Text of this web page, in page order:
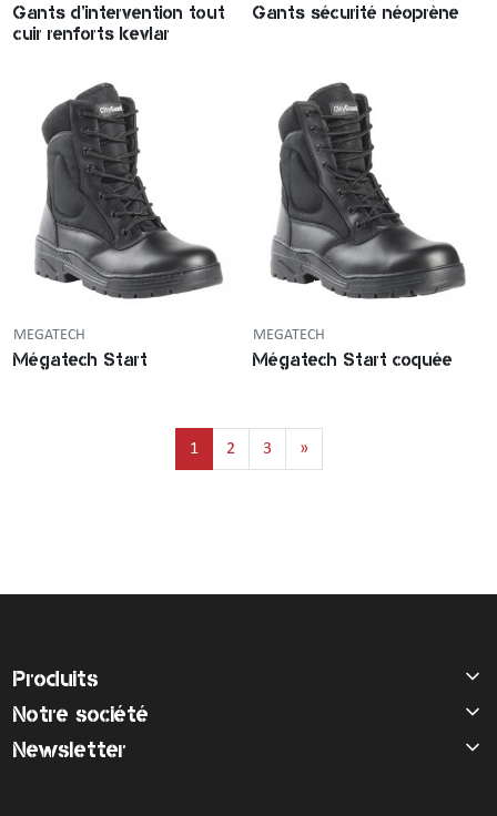
Gants d'intervention tout
cuir renforts kevlar
Gants sécurité néoprène
MEGATECH
Mégatech Start
MEGATECH
Mégatech Start coquée
1 2 3 »
Produits
Notre société
Newsletter